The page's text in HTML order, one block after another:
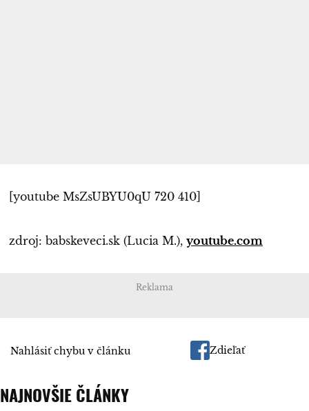
[youtube MsZsUBYU0qU 720 410]
zdroj: babskeveci.sk (Lucia M.), youtube.com
Reklama
Nahlásiť chybu v článku Zdieľať
NAJNOVŠIE ČLÁNKY